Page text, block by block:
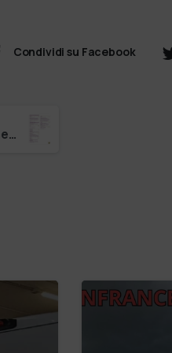
Condividi su Facebook
Poeti Sociali Itinerari di Pace! Guardare il dolore dell’altro Domenica OTTOBRE Ore 17:00 Auditorium, Gran Guardia Lorenzo Fazzini d…